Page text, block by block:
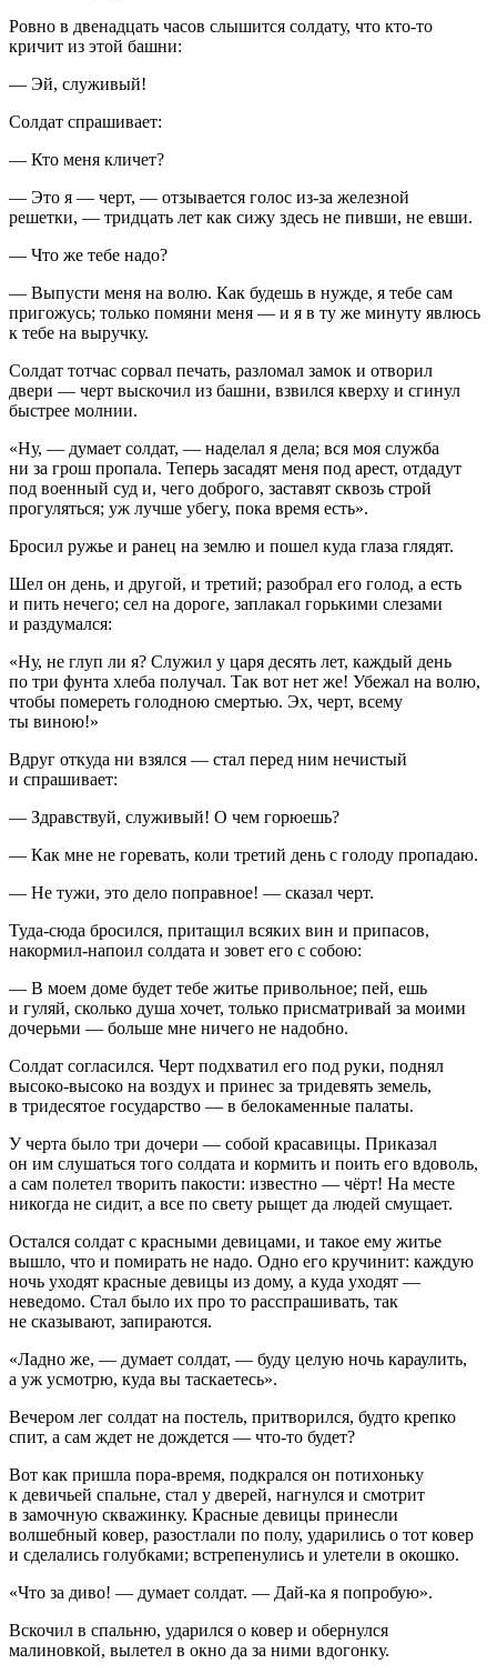
Ровно в двенадцать часов слышится солдату, что кто-то
кричит из этой башни:
— Эй, служивый!
Солдат спрашивает:
— Кто меня кличет?
— Это я — черт, — отзывается голос из-за железной
решетки, — тридцать лет как сижу здесь не пивши, не евши.
— Что же тебе надо?
— Выпусти меня на волю. Как будешь в нужде, я тебе сам
пригожусь; только помяни меня — и я в ту же минуту явлюсь
к тебе на выручку.
Солдат тотчас сорвал печать, разломал замок и отворил
двери — черт выскочил из башни, взвился кверху и сгинул
быстрее молнии.
«Ну, — думает солдат, — наделал я дела; вся моя служба
ни за грош пропала. Теперь засадят меня под арест, отдадут
под военный суд и, чего доброго, заставят сквозь строй
прогуляться; уж лучше убегу, пока время есть».
Бросил ружье и ранец на землю и пошел куда глаза глядят.
Шел он день, и другой, и третий; разобрал его голод, а есть
и пить нечего; сел на дороге, заплакал горькими слезами
и раздумался:
«Ну, не глуп ли я? Служил у царя десять лет, каждый день
по три фунта хлеба получал. Так вот нет же! Убежал на волю,
чтобы помереть голодною смертью. Эх, черт, всему
ты виною!»
Вдруг откуда ни взялся — стал перед ним нечистый
и спрашивает:
— Здравствуй, служивый! О чем горюешь?
— Как мне не горевать, коли третий день с голоду пропадаю.
— Не тужи, это дело поправное! — сказал черт.
Туда-сюда бросился, притащил всяких вин и припасов,
накормил-напоил солдата и зовет его с собою:
— В моем доме будет тебе житье привольное; пей, ешь
и гуляй, сколько душа хочет, только присматривай за моими
дочерьми — больше мне ничего не надобно.
Солдат согласился. Черт подхватил его под руки, поднял
высоко-высоко на воздух и принес за тридевять земель,
в тридесятое государство — в белокаменные палаты.
У черта было три дочери — собой красавицы. Приказал
он им слушаться того солдата и кормить и поить его вдоволь,
а сам полетел творить пакости: известно — чёрт! На месте
никогда не сидит, а все по свету рыщет да людей смущает.
Остался солдат с красными девицами, и такое ему житье
вышло, что и помирать не надо. Одно его кручинит: каждую
ночь уходят красные девицы из дому, а куда уходят —
неведомо. Стал было их про то расспрашивать, так
не сказывают, запираются.
«Ладно же, — думает солдат, — буду целую ночь караулить,
а уж усмотрю, куда вы таскаетесь».
Вечером лег солдат на постель, притворился, будто крепко
спит, а сам ждет не дождется — что-то будет?
Вот как пришла пора-время, подкрался он потихоньку
к девичьей спальне, стал у дверей, нагнулся и смотрит
в замочную скважинку. Красные девицы принесли
волшебный ковер, разостлали по полу, ударились о тот ковер
и сделались голубками; встрепенулись и улетели в окошко.
«Что за диво! — думает солдат. — Дай-ка я попробую».
Вскочил в спальню, ударился о ковер и обернулся
малиновкой, вылетел в окно да за ними вдогонку.